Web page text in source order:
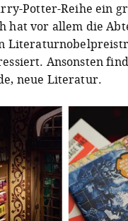
Potter-Reihe ein
hat vor allem die
Ansonsten
neue Literatur.